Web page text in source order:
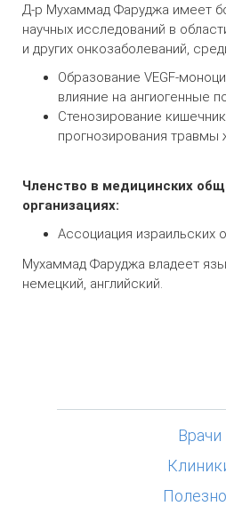
Д-р Мухаммад Фаруджа имеет
научных исследований в
и других онкозаболеваний,
Образование VEGF-
влияние на ангиогенные
Стенозирование
прогнозирования травмы
Членство в медицинских
организациях:
Ассоциация израильских
Мухаммад Фаруджа владеет
немецкий, английский.
Врачи